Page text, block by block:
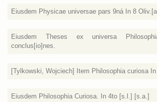
Eiusdem Physicae universae pars 9ná In 8
Eiusdem Theses ex universa
conclus[io]nes.
[Tylkowski, Wojciech] Item Philosophia curiosa
Eiusdem Philosophia Curiosa. In 4to [s.l.] [s.a.]